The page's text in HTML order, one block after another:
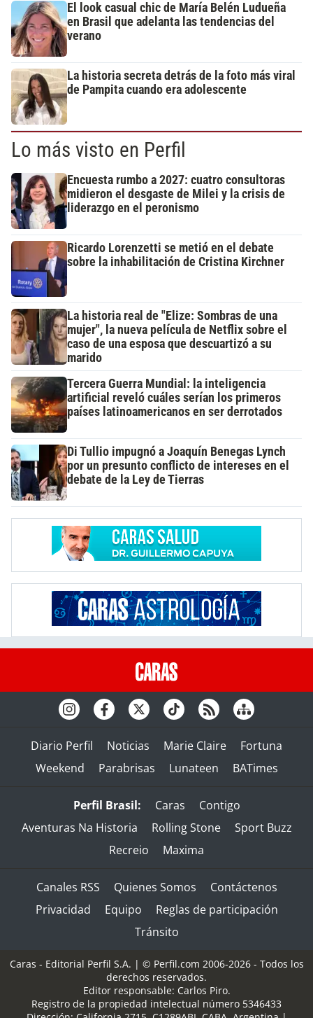
El look casual chic de María Belén Ludueña
en Brasil que adelanta las tendencias del
verano
La historia secreta detrás de la foto más viral
de Pampita cuando era adolescente
Lo más visto en Perfil
Encuesta rumbo a 2027: cuatro consultoras
midieron el desgaste de Milei y la crisis de
liderazgo en el peronismo
Ricardo Lorenzetti se metió en el debate
sobre la inhabilitación de Cristina Kirchner
La historia real de "Elize: Sombras de una
mujer", la nueva película de Netflix sobre el
caso de una esposa que descuartizó a su
marido
Tercera Guerra Mundial: la inteligencia
artificial reveló cuáles serían los primeros
países latinoamericanos en ser derrotados
Di Tullio impugnó a Joaquín Benegas Lynch
por un presunto conflicto de intereses en el
debate de la Ley de Tierras
Diario Perfil Noticias Marie Claire
Fortuna
Weekend
Parabrisas Lunateen BATimes
Perfil Brasil: Caras
Contigo
Aventuras Na Historia
Rolling Stone
Sport Buzz
Recreio
Maxima
Canales RSS Quienes Somos
Contáctenos
Privacidad
Equipo
Reglas de participación
Tránsito
Caras - Editorial Perfil S.A. | © Perfil.com 2006-2026 - Todos los
derechos reservados.
Editor responsable: Carlos Piro.
Registro de la propiedad intelectual número 5346433